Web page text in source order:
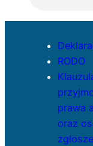
RODO
prawa
oraz